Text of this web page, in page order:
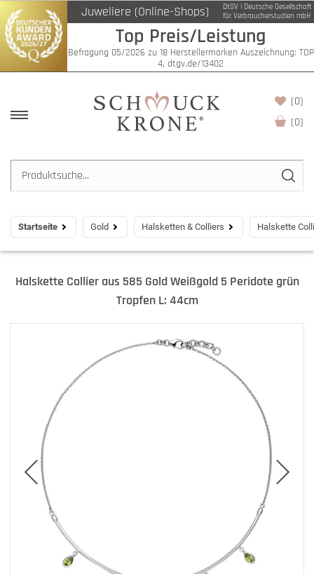
Juweliere (Online-Shops)
DtGV | Deutsche Gesellschaft
für Verbraucherstudien mbH
Top Preis/Leistung
Befragung 05/2026 zu 18 Herstellermarken Auszeichnung: TOP
4, dtgv.de/13402
(0)
(0)
Startseite Gold Halsketten & Colliers Halskette
Halskette Collier aus 585 Gold Weißgold 5 Peridote grün
Tropfen L: 44cm